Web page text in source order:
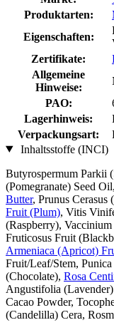
Produktarten:
Eigenschaften:
Zertifikate:
Allgemeine
Hinweise:
PAO:
Lagerhinweis:
Verpackungsart:
Inhaltsstoffe (INCI)
Butyrospermum Parkii
(Pomegranate) Seed Oil,
Butter, Prunus Cerasus
Fruit (Plum), Vitis
(Raspberry),
Fruticosus Fruit
Armeniaca (Apricot)
Fruit/Leaf/Stem,
(Chocolate), Rosa
Angustifolia
Cacao Powder,
(Candelilla) Cera,